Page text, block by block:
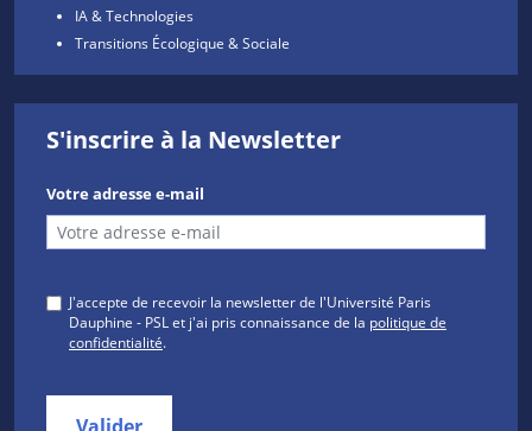
IA & Technologies
Transitions Écologique & Sociale
S'inscrire à la Newsletter
Votre adresse e-mail
J'accepte de recevoir la newsletter de l'Université Paris
Dauphine - PSL et j'ai pris connaissance de la politique de
confidentialité.